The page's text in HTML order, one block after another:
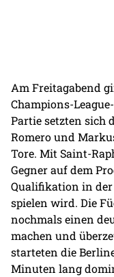
Am Freitagabend
Champions-
Partie setzten sich
Romero und
Tore. Mit Saint-
Gegner auf dem
Qualifikation in der
spielen wird. Die
nochmals einen
machen und
starteten die
Minuten lang